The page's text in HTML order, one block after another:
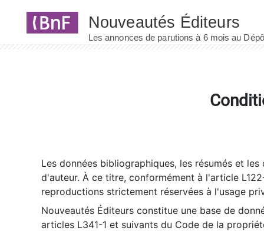
Les données bibliographiques, les résumés et
d'auteur. À ce titre, conformément à l'article
reproductions strictement réservées à l'usage
Nouveautés Éditeurs constitue une base de
articles L341-1 et suivants du Code de la